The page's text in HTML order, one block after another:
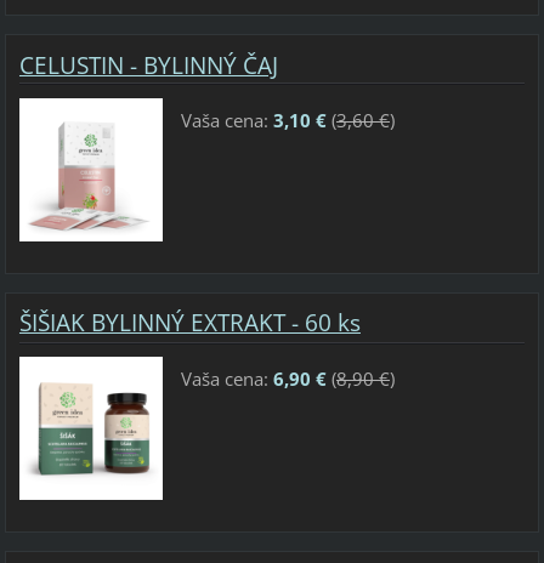
CELUSTIN - BYLINNÝ ČAJ
Vaša cena: 3,10 €(3,60 €)
ŠIŠIAK BYLINNÝ EXTRAKT - 60 ks
Vaša cena: 6,90 €(8,90 €)